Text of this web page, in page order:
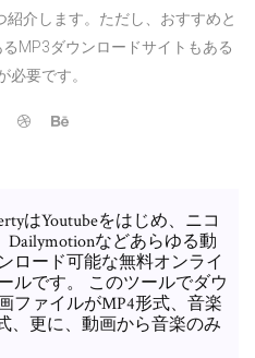
紹介します。ただし、おすすめと
MP3ダウンロードサイトもある
必要です。
はYoutubeをはじめ、ニコ
Dailymotionなどあらゆる動
ロード可能な無料オンライ
ルです。 このツールでダウ
ファイルがMP4形式、音楽
、更に、動画から音楽のみ